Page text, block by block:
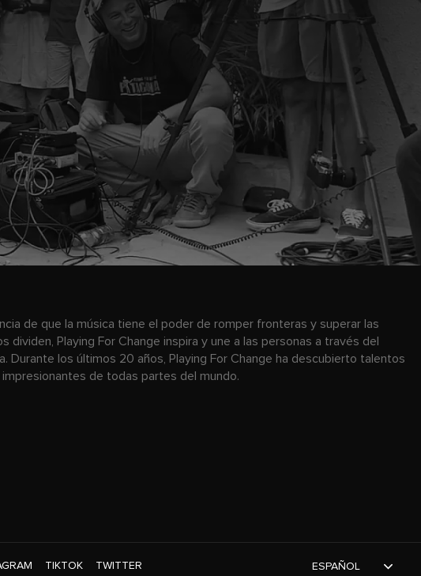
de que la música tiene el poder de romper fronteras y superar las
dividen, Playing For Change inspira y une a las personas a través del
Durante los últimos 20 años, Playing For Change ha descubierto talentos
impresionantes de todas partes del mundo.
TIKTOK TWITTER ESPAÑOL